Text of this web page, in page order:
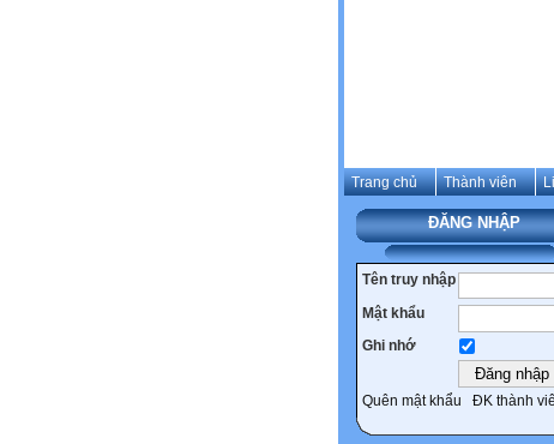
Trang chủ Thành viên
ĐĂNG NHẬP
Tên truy nhập
Mật khẩu
Ghi nhớ
Quên mật khẩu ĐK thành